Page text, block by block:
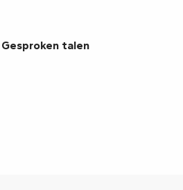
Gesproken talen
Gesproken talen